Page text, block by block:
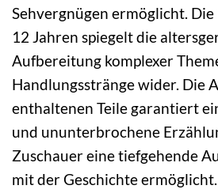
Sehvergnügen ermöglicht. Die
12 Jahren spiegelt die
Aufbereitung komplexer
Handlungsstränge wider. Die
enthaltenen Teile garantiert
und ununterbrochene
Zuschauer eine tiefgehende
mit der Geschichte